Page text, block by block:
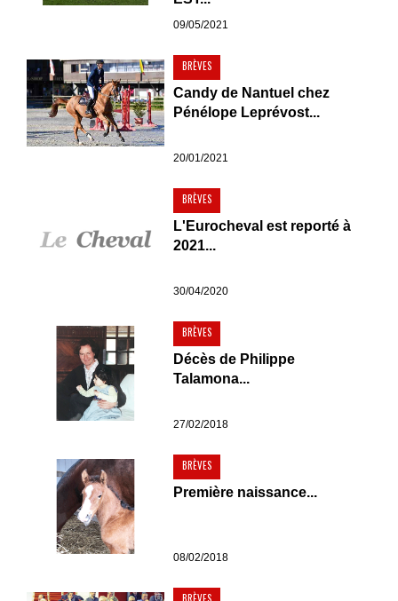
09/05/2021
BRÈVES
Candy de Nantuel chez
Pénélope Leprévost...
20/01/2021
BRÈVES
L'Eurocheval est reporté à
2021...
30/04/2020
BRÈVES
Décès de Philippe
Talamona...
27/02/2018
BRÈVES
Première naissance...
08/02/2018